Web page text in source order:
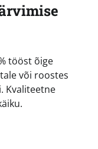
tööst õige
või roostes
Kvaliteetne